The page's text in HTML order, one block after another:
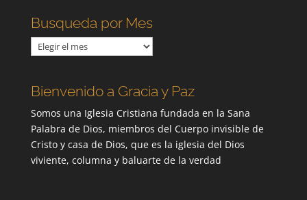
Busqueda por Mes
Busqueda
por
Bienvenido a Gracia y Paz
Somos una Iglesia Cristiana fundada en la Sana
Palabra de Dios, miembros del Cuerpo invisible de
Cristo y casa de Dios, que es la iglesia del Dios
viviente, columna y baluarte de la verdad